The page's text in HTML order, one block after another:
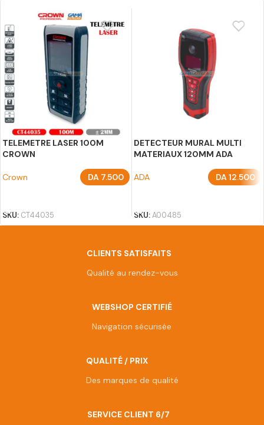
TELEMETRE LASER 100M
CROWN
Crown DA 7.500
SKU: CT44035
DETECTEUR MURAL MULTI
MATERIAUX 120MM ADA
ADA DA12.500
SKU:A00485
CLIENTS SATISFAITS
Qualité au rendez-vous
WEBSHOP CERTIFIÉ
Navigation sécurisée
QUALITÉ / PRIX
Des marques de qualité
SERVICE CLIENT 6/7